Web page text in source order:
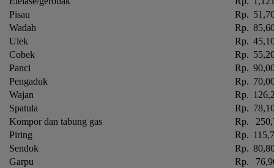
Pisau
Rp.
Wadah
Rp.
Ulek
Rp.
Cobek
Rp.
Panci
Rp.
Pengaduk
Rp.
Wajan
Rp.
Spatula
Rp.
Kompor dan tabung gas
Rp.
Piring
Rp.
Sendok
Rp.
Garpu
Rp.